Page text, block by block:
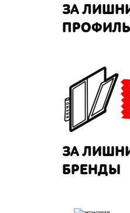
ЗА
ПРОФИЛЬ
ЗА
БРЕНДЫ